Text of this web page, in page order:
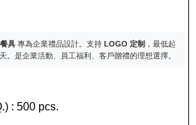
具專為企業禮品設計。支持 LOGO 定制 ，最低起
。是企業活動、員工福利、客戶贈禮的理想選擇。
: 500 pcs.